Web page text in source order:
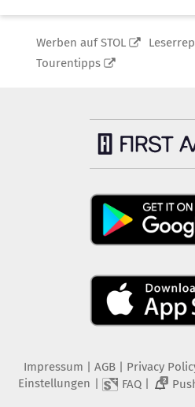
Werben auf STOL
Tourentipps
Impressum AGB Privacy
Einstellungen
FAQ| 2